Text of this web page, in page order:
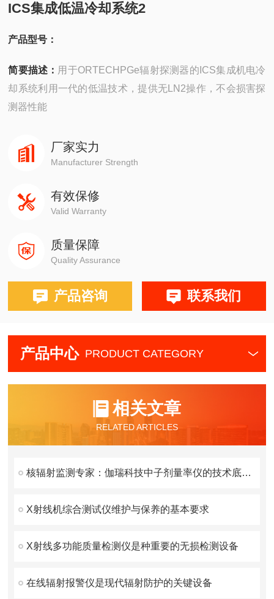
ICS集成低温冷却系统2
产品型号：
简要描述： 用于ORTECHPGe辐射探测器的ICS集成机电冷
却系统利用一代的低温技术，提供无LN2操作，不会损害探
测器性能
厂家实力
Manufacturer Strength
有效保修
Valid Warranty
质量保障
Quality Assurance
产品咨询 联系我们
产品中心 PRODUCT CATEGORY
相关文章
RELATED ARTICLES
核辐射监测专家：伽瑞科技中子剂量率仪的技术底蕴与市场口碑验证
X射线机综合测试仪维护与保养的基本要求
X射线多功能质量检测仪是种重要的无损检测设备
在线辐射报警仪是现代辐射防护的关键设备